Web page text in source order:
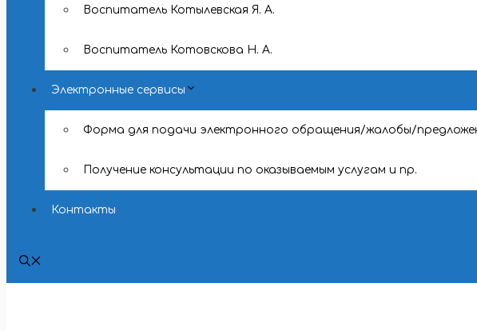
Воспитатель Котылевская Я. А.
Воспитатель Котовскова Н. А.
Электронные сервисы
Форма для подачи электронного обращения/жалобы/
Получение консультации по оказываемым услугам и пр.
Контакты